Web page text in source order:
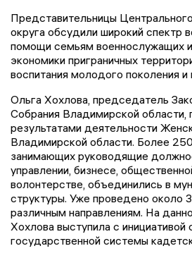
Представительницы
округа обсудили широкий спектр
помощи семьям военнослужащих
экономики приграничных
воспитания молодого поколения и
Ольга Хохлова, председатель
Собрания Владимирской области,
результатами деятельности
Владимирской области. Более
занимающих руководящие
управлении, бизнесе,
волонтерстве, объединились в
структуры. Уже проведено около
различным направлениям. На
Хохлова выступила с инициативой
государственной системы